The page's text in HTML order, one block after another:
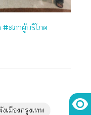
#สภาผู้บริโภค
งเมืองกรุงเทพ